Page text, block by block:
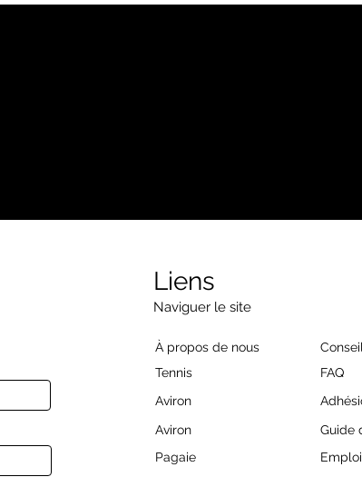
Liens
Naviguer le site
À propos de nous
Tennis
Aviron
Aviron
Pagaie
FAQ
Guide
Emploi